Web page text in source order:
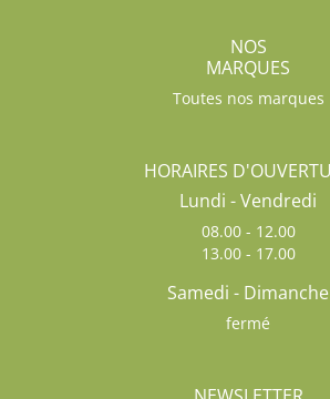
NOS
MARQUES
Toutes nos marques
HORAIRES
Lundi - Vendredi
08.00 - 12.00
13.00 - 17.00
Samedi - Dimanche
fermé